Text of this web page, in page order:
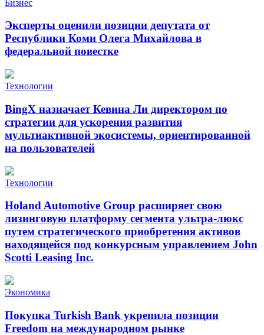
Бизнес
Эксперты оценили позиции депутата от
Республики Коми Олега Михайлова в
федеральной повестке
Технологии
BingX назначает Кевина Ли директором по
стратегии для ускорения развития
мультиактивной экосистемы, ориентированной
на пользователей
Технологии
Holand Automotive Group расширяет свою
лизинговую платформу сегмента ультра-люкс
путем стратегического приобретения активов
находящейся под конкурсным управлением John
Scotti Leasing Inc.
Экономика
Покупка Turkish Bank укрепила позиции
Freedom на международном рынке